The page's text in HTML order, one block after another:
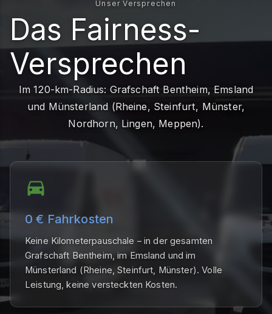
Unser Versprechen
Das Fairness-
Versprechen
Im 120-km-Radius: Grafschaft Bentheim, Emsland
und Münsterland (Rheine, Steinfurt, Münster,
Nordhorn, Lingen, Meppen).
0 € Fahrkosten
Keine Kilometerpauschale – in der gesamten
Grafschaft Bentheim, im Emsland und im
Münsterland (Rheine, Steinfurt, Münster). Volle
Leistung, keine versteckten Kosten.